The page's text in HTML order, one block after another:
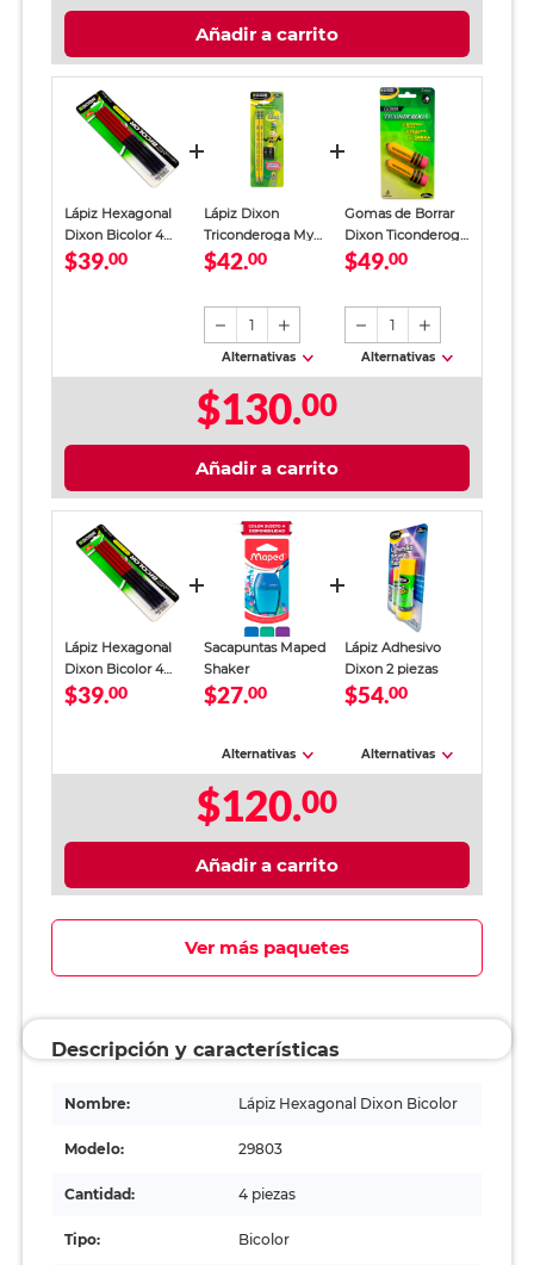
Añadir a carrito
Lápiz Hexagonal
Dixon Bicolor 4
piezas
$39.00
Lápiz Dixon
Triconderoga My
First 3 piezas
$42.00
1
Alternativas
Gomas de Borrar
Dixon Ticonderoga
Amarillo 2 piezas
$49.00
1
Alternativas
$130.00
Añadir a carrito
Lápiz Hexagonal
Dixon Bicolor 4
piezas
$39.00
Sacapuntas Maped
Shaker
$27.00
Alternativas
Lápiz Adhesivo
Dixon 2 piezas
$54.00
Alternativas
$120.00
Añadir a carrito
Ver más paquetes
Descripción y características
Nombre: Lápiz Hexagonal Dixon Bicolor
Modelo: 29803
Cantidad: 4 piezas
Tipo: Bicolor